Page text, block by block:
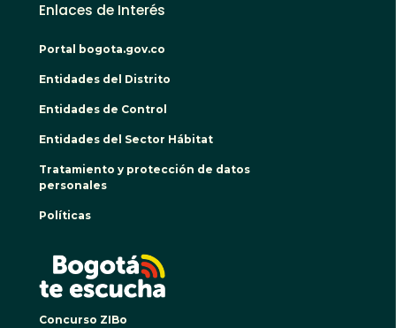
Enlaces de Interés
Portal bogota.gov.co
Entidades del Distrito
Entidades de Control
Entidades del Sector Hábitat
Tratamiento y protección de datos
personales
Políticas
Concurso ZIBo